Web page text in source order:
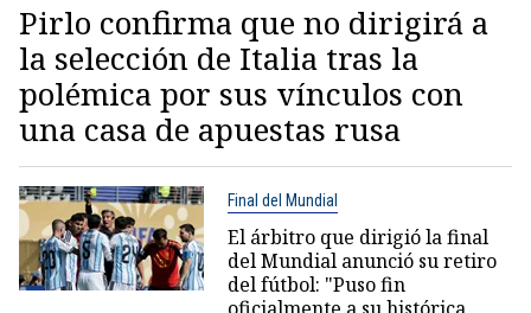
Pirlo confirma que no dirigirá a
la selección de Italia tras la
polémica por sus vínculos con
una casa de apuestas rusa
Final del Mundial
El árbitro que dirigió la final
del Mundial anunció su retiro
del fútbol: "Puso fin